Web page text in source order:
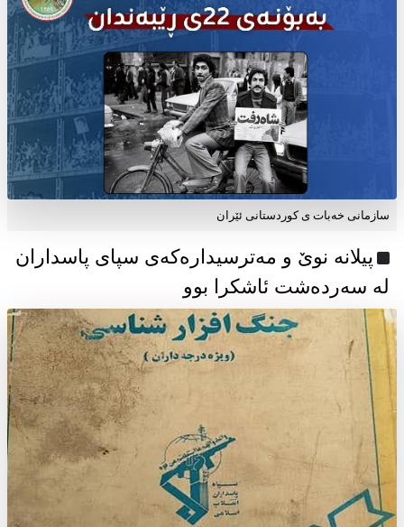
سازمانی خەبات ی كوردستانی ئێران
پیلانە نوێ و مەترسیدارەکەی سپای پاسداران
لە سەردەشت ئاشکرا بوو